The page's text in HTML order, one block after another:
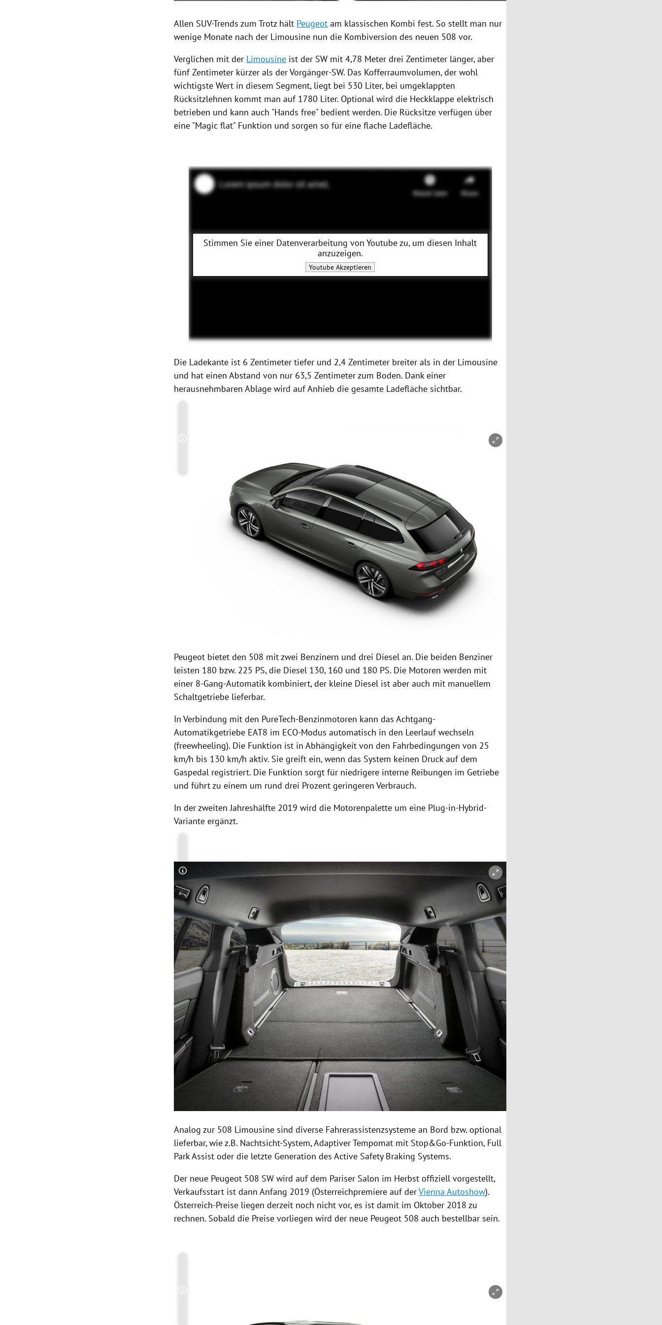
Allen SUV-Trends zum Trotz hält Peugeot am klassischen Kombi fest. So stellt man nur
wenige Monate nach der Limousine nun die Kombiversion des neuen 508 vor.
Verglichen mit der Limousine ist der SW mit 4,78 Meter drei Zentimeter länger, aber
fünf Zentimeter kürzer als der Vorgänger-SW. Das Kofferraumvolumen, der wohl
wichtigste Wert in diesem Segment, liegt bei 530 Liter, bei umgeklappten
Rücksitzlehnen kommt man auf 1780 Liter. Optional wird die Heckklappe elektrisch
betrieben und kann auch "Hands free" bedient werden. Die Rücksitze verfügen über
eine "Magic flat" Funktion und sorgen so für eine flache Ladefläche.
Stimmen Sie einer Datenverarbeitung vonYoutubezu, um diesen Inhalt
anzuzeigen.
Youtube Akzeptieren
Die Ladekante ist 6 Zentimeter tiefer und 2,4 Zentimeter breiter als in der Limousine
und hat einen Abstand von nur 63,5 Zentimeter zum Boden. Dank einer
herausnehmbaren Ablage wird auf Anhieb die gesamte Ladefläche sichtbar.
Copyright-Hinweis öffnen/schließen
Peugeot bietet den 508 mit zwei Benzinern und drei Diesel an. Die beiden Benziner
leisten 180 bzw. 225 PS, die Diesel 130, 160 und 180 PS. Die Motoren werden mit
einer 8-Gang-Automatik kombiniert, der kleine Diesel ist aber auch mit manuellem
Schaltgetriebe lieferbar.
In Verbindung mit den PureTech-Benzinmotoren kann das Achtgang-
Automatikgetriebe EAT8 im ECO-Modus automatisch in den Leerlauf wechseln
(freewheeling). Die Funktion ist in Abhängigkeit von den Fahrbedingungen von 25
km/h bis 130 km/h aktiv. Sie greift ein, wenn das System keinen Druck auf dem
Gaspedal registriert. Die Funktion sorgt für niedrigere interne Reibungen im Getriebe
und führt zu einem um rund drei Prozent geringeren Verbrauch.
In der zweiten Jahreshälfte 2019 wird die Motorenpalette um eine Plug-in-Hybrid-
Variante ergänzt.
Copyright-Hinweis öffnen/schließen
Analog zur 508 Limousine sind diverse Fahrerassistenzsysteme an Bord bzw. optional
lieferbar, wie z.B. Nachtsicht-System, Adaptiver Tempomat mit Stop&Go-Funktion, Full
Park Assist oder die letzte Generation des Active Safety Braking Systems.
Der neue Peugeot 508 SW wird auf dem Pariser Salon im Herbst offiziell vorgestellt,
Verkaufsstart ist dann Anfang 2019 (Österreichpremiere auf derVienna Autoshow).
Österreich-Preise liegen derzeit noch nicht vor, es ist damit im Oktober 2018 zu
rechnen. Sobald die Preise vorliegen wird der neue Peugeot 508 auch bestellbar sein.
Copyright-Hinweis öffnen/schließen